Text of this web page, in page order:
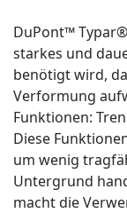
DuPont™
starkes und
benötigt wird,
Verformung
Funktionen:
Diese
um wenig
Untergrund
macht die